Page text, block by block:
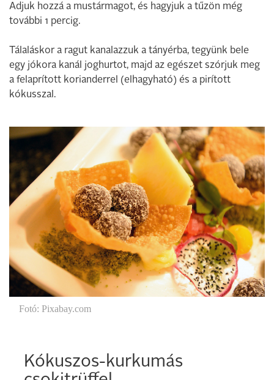
Adjuk hozzá a mustármagot, és hagyjuk a tűzön még
további 1 percig.
Tálaláskor a ragut kanalazzuk a tányérba, tegyünk bele
egy jókora kanál joghurtot, majd az egészet szórjuk meg
a felaprított korianderrel (elhagyható) és a pirított
kókusszal.
Fotó: Pixabay.com
Kókuszos-kurkumás